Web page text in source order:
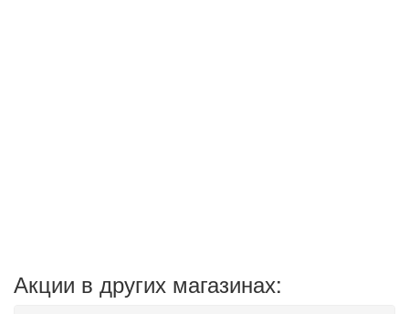
Акции в других магазинах: